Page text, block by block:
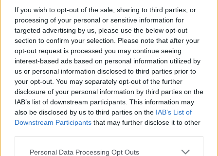
If you wish to opt-out of the sale, sharing to third parties, or
processing of your personal or sensitive information for
targeted advertising by us, please use the below opt-out
section to confirm your selection. Please note that after your
opt-out request is processed you may continue seeing
interest-based ads based on personal information utilized by
us or personal information disclosed to third parties prior to
your opt-out. You may separately opt-out of the further
disclosure of your personal information by third parties on the
IAB’s list of downstream participants. This information may
also be disclosed by us to third parties on the IAB’s List of
Downstream Participants that may further disclose it to other
Please note that this website/app uses one or more Google
Personal Data Processing Opt Outs